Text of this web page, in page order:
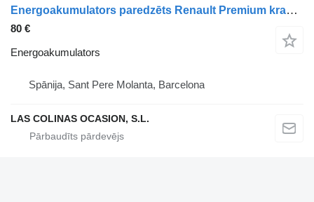
Energoakumulators paredzēts Renault Premium kravas automašīnas
80 €
Energoakumulators
Spānija, Sant Pere Molanta, Barcelona
LAS COLINAS OCASION, S.L.